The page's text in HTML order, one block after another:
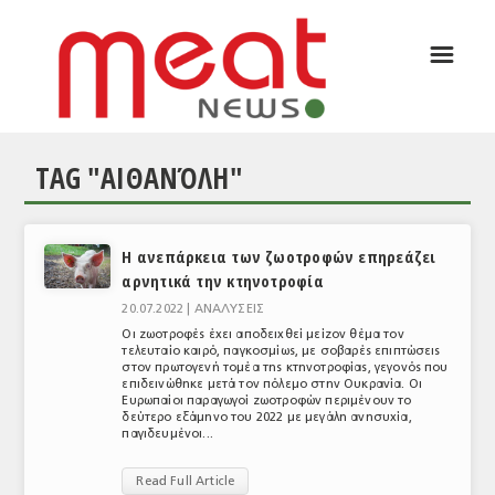
ΕΙΔΗΣΕΙΣ
ΘΕΜΑΤΑ
ΕΥΡΩΠΑΪΚΕΣ ΑΠΟΦΑΣΕΙΣ
☰
TAG "ΑΙΘΑΝΌΛΗ"
Η ανεπάρκεια των ζωοτροφών επηρεάζει
αρνητικά την κτηνοτροφία
20.07.2022 | ΑΝΑΛΥΣΕΙΣ
Οι ζωοτροφές έχει αποδειχθεί μείζον θέμα τον
τελευταίο καιρό, παγκοσμίως, με σοβαρές επιπτώσεις
στον πρωτογενή τομέα της κτηνοτροφίας, γεγονός που
επιδεινώθηκε μετά τον πόλεμο στην Ουκρανία. Οι
Ευρωπαίοι παραγωγοί ζωοτροφών περιμένουν το
δεύτερο εξάμηνο του 2022 με μεγάλη ανησυχία,
παγιδευμένοι...
Read Full Article